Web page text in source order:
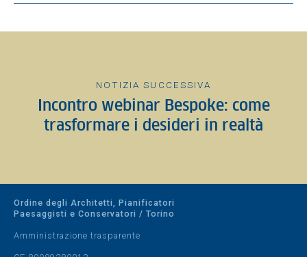
NOTIZIA SUCCESSIVA
Incontro webinar Bespoke: come
trasformare i desideri in realtà
Ordine degli Architetti, Pianificatori
Paesaggisti e Conservatori / Torino
Amministrazione trasparente